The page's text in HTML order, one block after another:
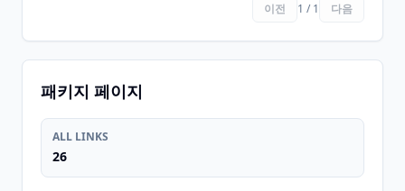
이전 1 / 1 다음
패키지 페이지
ALL LINKS
26